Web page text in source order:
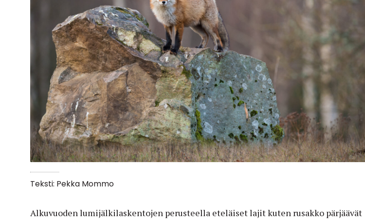
Teksti: Pekka Mommo
Alkuvuoden lumijälkilaskentojen perusteella eteläiset lajit kuten rusakko pärjäävät